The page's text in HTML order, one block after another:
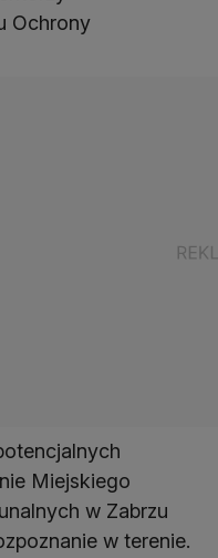
Ochrony
Miejskiego
w Zabrzu
w terenie.